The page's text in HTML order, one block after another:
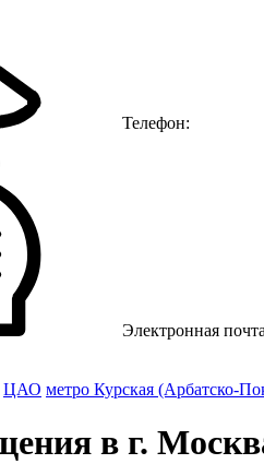
Телефон:
Электронная
ЦАО метро Курская (Арбатско-
в г.